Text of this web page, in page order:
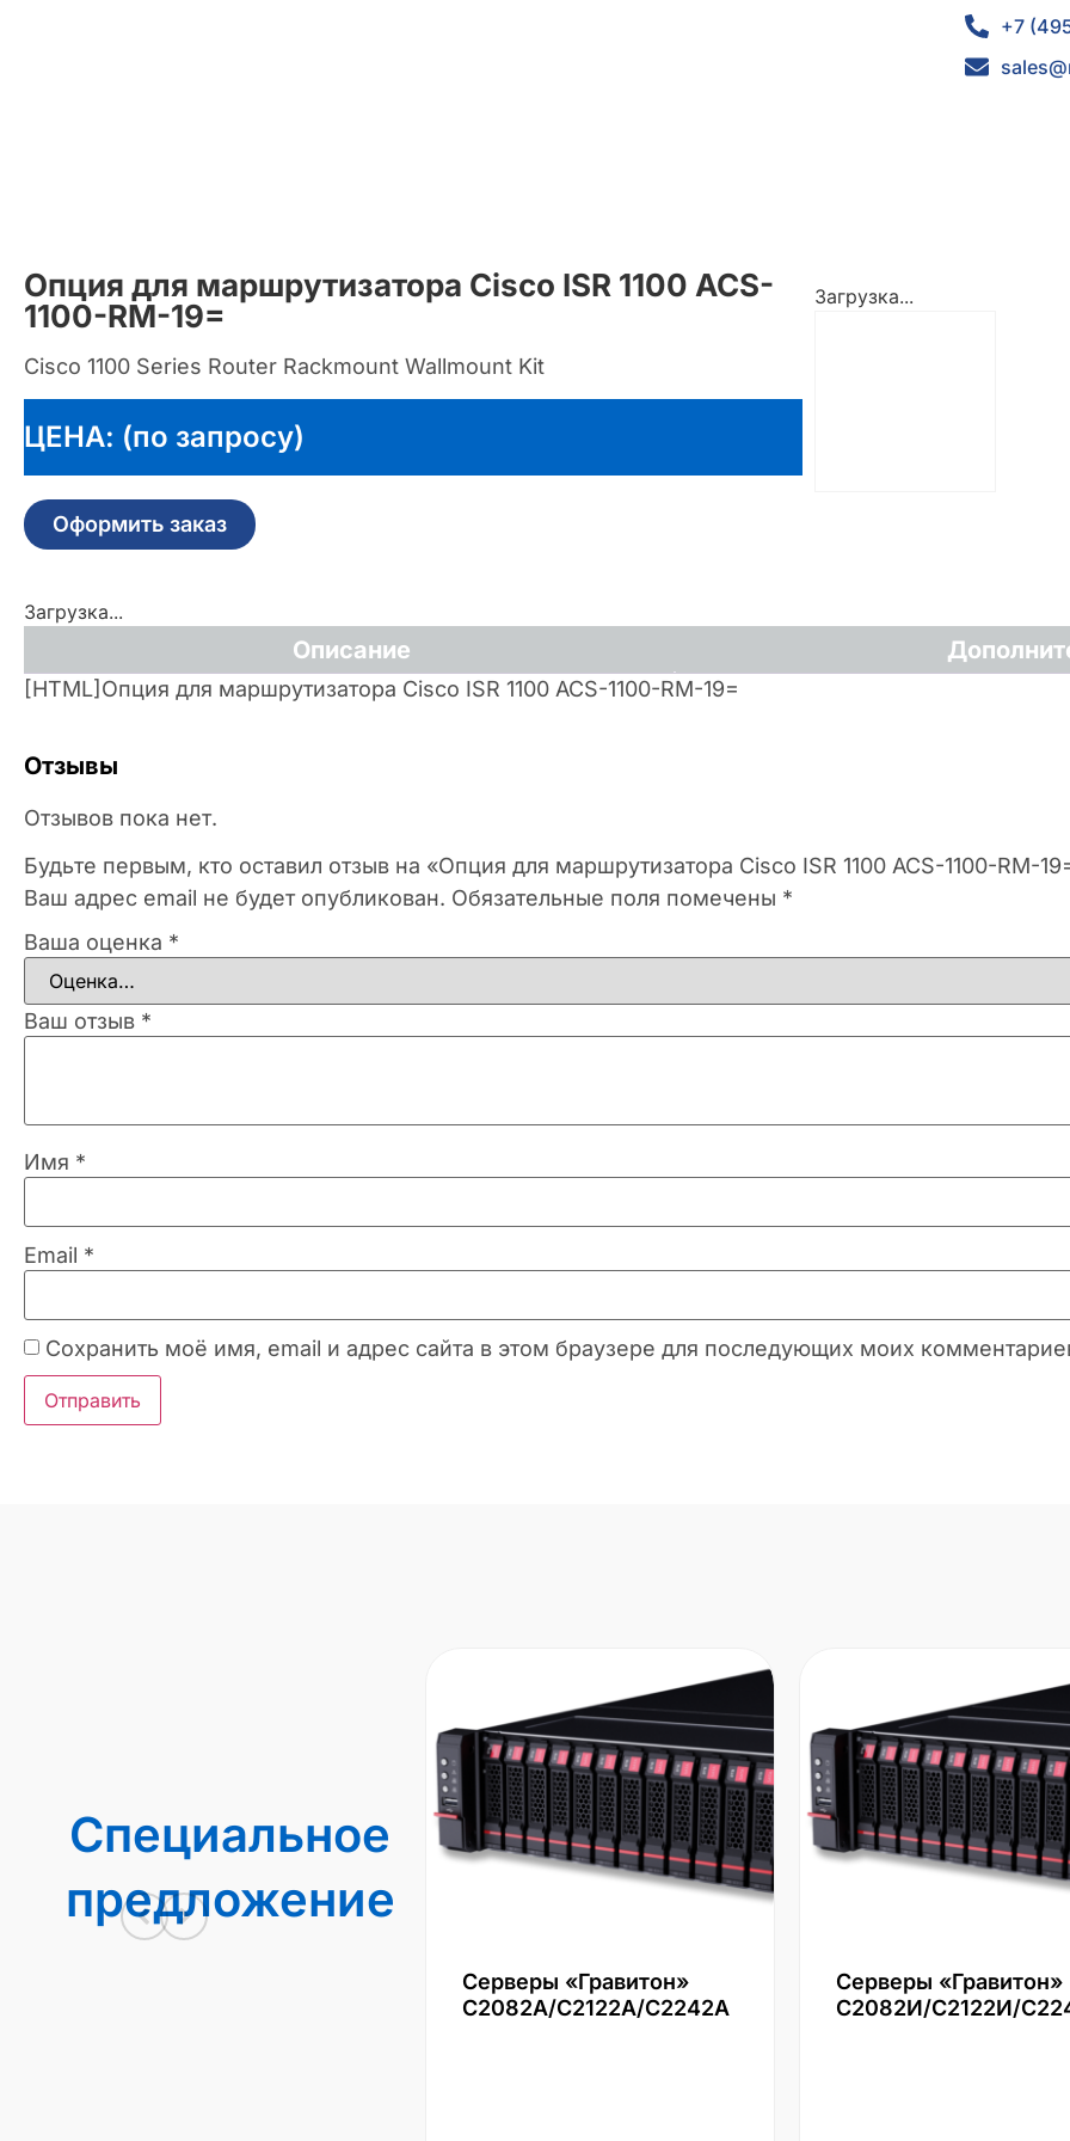
+7
Опция для маршрутизатора Cisco ISR 1100 ACS-
1100-RM-19=
Cisco 1100 Series Router Rackmount Wallmount Kit
ЦЕНА: (по запросу)
Оформить заказ
Загрузка...
Загрузка...
Описание
[HTML]Опция для маршрутизатора Cisco ISR 1100 ACS-1100-RM-19=
Отзывы
Отзывов пока нет.
Будьте первым, кто оставил отзыв на «Опция для маршрутизатора Cisco ISR 1100 ACS-1100-RM-
Ваш адрес email не будет опубликован. Обязательные поля помечены *
Ваша оценка *
Ваш отзыв *
Имя *
Email *
Сохранить моё имя, email и адрес сайта в этом браузере для последующих моих
Специальное
предложение
Серверы «Гравитон»
С2082А/С2122А/С2242А
Серверы «Гравитон»
С2082И/С2122И/